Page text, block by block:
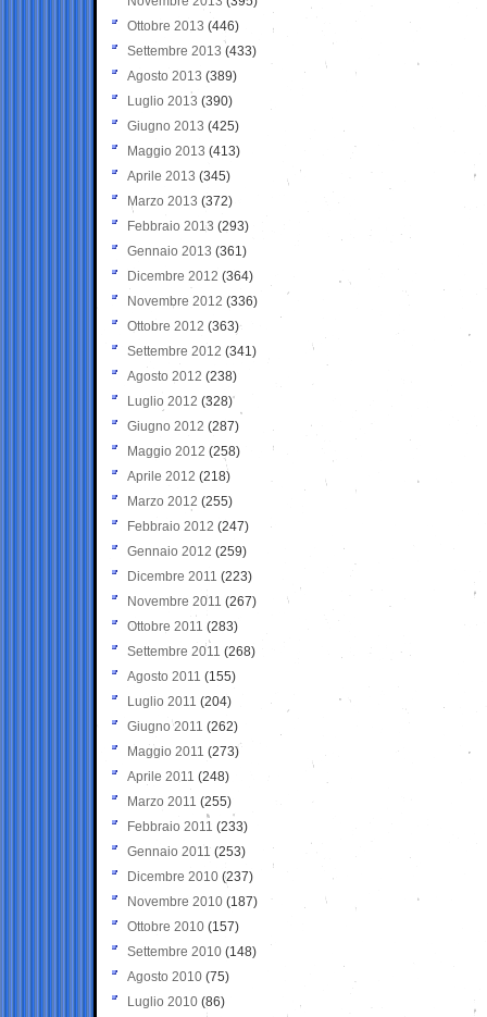
Ottobre 2013 (446)
Settembre 2013 (433)
Agosto 2013 (389)
Luglio 2013 (390)
Giugno 2013 (425)
Maggio 2013 (413)
Aprile 2013 (345)
Marzo 2013 (372)
Febbraio 2013 (293)
Gennaio 2013 (361)
Dicembre 2012 (364)
Novembre 2012 (336)
Ottobre 2012 (363)
Settembre 2012 (341)
Agosto 2012 (238)
Luglio 2012 (328)
Giugno 2012 (287)
Maggio 2012 (258)
Aprile 2012 (218)
Marzo 2012 (255)
Febbraio 2012 (247)
Gennaio 2012 (259)
Dicembre 2011 (223)
Novembre 2011 (267)
Ottobre 2011 (283)
Settembre 2011 (268)
Agosto 2011 (155)
Luglio 2011 (204)
Giugno 2011 (262)
Maggio 2011 (273)
Aprile 2011 (248)
Marzo 2011 (255)
Febbraio 2011 (233)
Gennaio 2011 (253)
Dicembre 2010 (237)
Novembre 2010 (187)
Ottobre 2010 (157)
Settembre 2010 (148)
Agosto 2010 (75)
Luglio 2010 (86)